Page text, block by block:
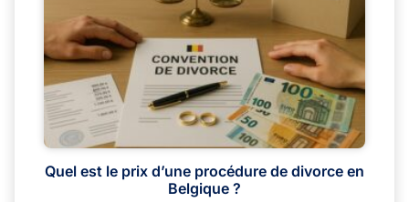
Quel est le prix d’une procédure de divorce en
Belgique ?